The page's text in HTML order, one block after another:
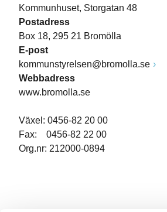
Kommunhuset, Storgatan 48
Postadress
Box 18, 295 21 Bromölla
E-post
kommunstyrelsen@bromolla.se
Webbadress
www.bromolla.se
Växel: 0456-82 20 00
Fax: 0456-82 22 00
Org.nr: 212000-0894